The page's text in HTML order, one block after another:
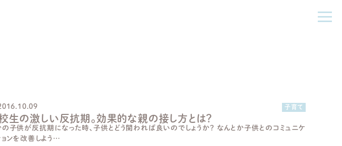
子育て
生の激しい反抗期。効果的な親の接し方とは？
の子供が反抗期になった時、子供とどう関われば良いのでしょうか？ なんとか子供とのコミュニケ
ョンを改善しよう…